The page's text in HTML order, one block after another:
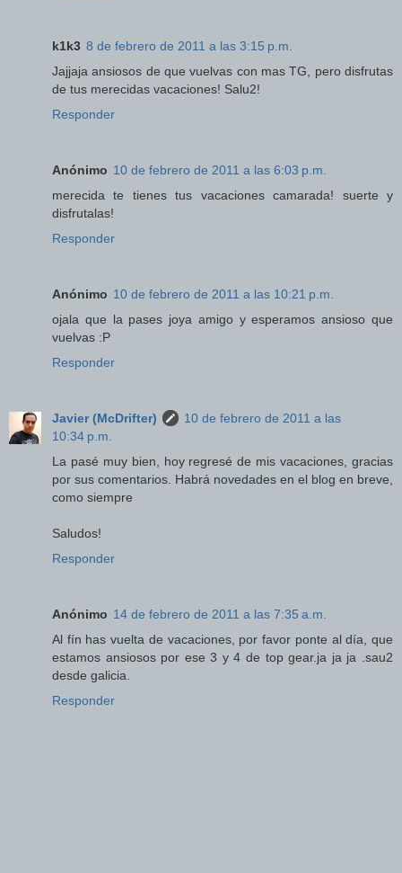
k1k3 8 de febrero de 2011 a las 3:15 p.m.
Jajjaja ansiosos de que vuelvas con mas TG, pero disfrutas
de tus merecidas vacaciones! Salu2!
Responder
Anónimo 10 de febrero de 2011 a las 6:03 p.m.
merecida te tienes tus vacaciones camarada! suerte y
disfrutalas!
Responder
Anónimo 10 de febrero de 2011 a las 10:21 p.m.
ojala que la pases joya amigo y esperamos ansioso que
vuelvas :P
Responder
Javier (McDrifter)
10 de febrero de 2011 a las
10:34 p.m.
La pasé muy bien, hoy regresé de mis vacaciones, gracias
por sus comentarios. Habrá novedades en el blog en breve,
como siempre
Saludos!
Responder
Anónimo 14 de febrero de 2011 a las 7:35 a.m.
Al fín has vuelta de vacaciones, por favor ponte al día, que
estamos ansiosos por ese 3 y 4 de top gear.ja ja ja .sau2
desde galicia.
Responder